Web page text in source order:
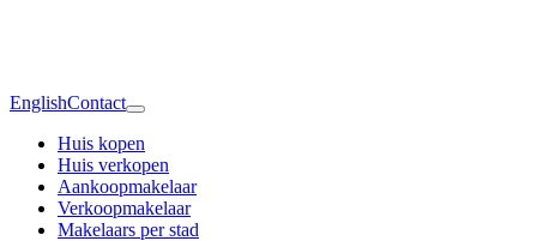
EnglishContact
Huis kopen
Huis verkopen
Aankoopmakelaar
Verkoopmakelaar
Makelaars per stad